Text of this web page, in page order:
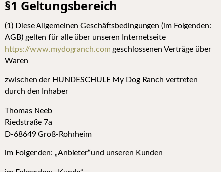
§1 Geltungsbereich
(1) Diese Allgemeinen Geschäftsbedingungen (im Folgenden:
AGB) gelten für alle über unseren Internetseite
https://www.mydogranch.com geschlossenen Verträge über
Waren
zwischen der HUNDESCHULE My Dog Ranch vertreten
durch den Inhaber
Thomas Neeb
Riedstraße 7a
D-68649 Groß-Rohrheim
im Folgenden: „Anbieter“und unseren Kunden